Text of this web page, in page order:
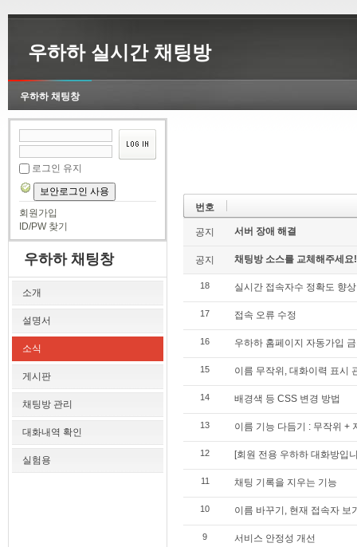
우하하 실시간 채팅방
우하하 채팅창
로그인 유지
보안로그인 사용
회원가입
ID/PW 찾기
우하하 채팅창
소개
설명서
소식
게시판
채팅방 관리
대화내역 확인
실험용
번호
공지 서버 장애 해결
공지 채팅방 소스를 교체해주세요!
18 실시간 접속자수 정확도 향상
17 접속 오류 수정
16 우하하 홈페이지 자동가입
15 이름 무작위, 대화이력 표시
14 배경색 등 CSS 변경 방법
13 이름 기능 다듬기 : 무작위 +
12 [회원 전용 우하하 대화방입
11 채팅 기록을 지우는 기능
10 이름 바꾸기, 현재 접속자 보
9 서비스 안정성 개선